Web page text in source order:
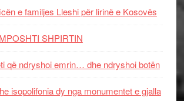
e familjes Lleshi për lirinë e Kosovës
SHPIRTIN
që ndryshoi emrin… dhe ndryshoi botën
isopolifonia dy nga monumentet e gjalla